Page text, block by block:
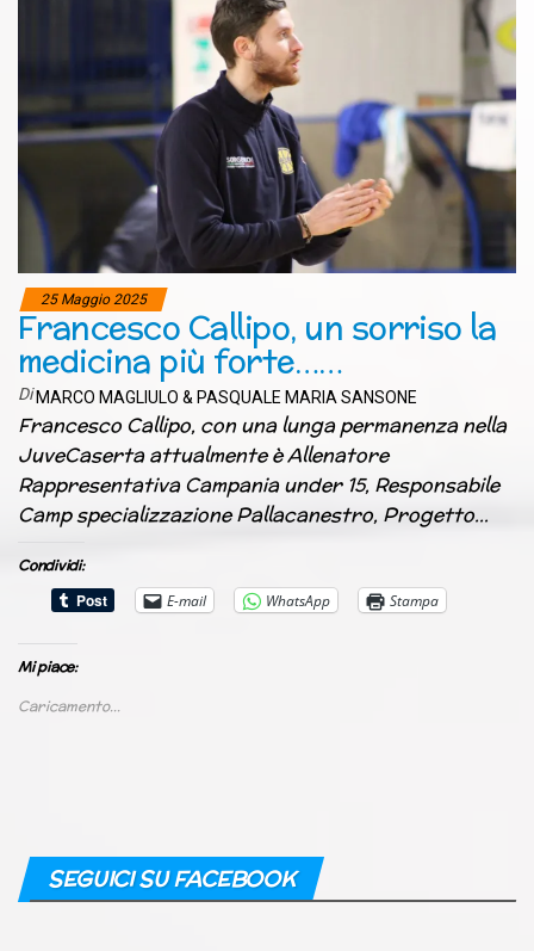
25 Maggio 2025
Francesco Callipo, un sorriso la
medicina più forte……
Di MARCO MAGLIULO & PASQUALE MARIA SANSONE
Francesco Callipo, con una lunga permanenza nella
JuveCaserta attualmente è Allenatore
Rappresentativa Campania under 15, Responsabile
Camp specializzazione Pallacanestro, Progetto…
Condividi:
E-mail
WhatsApp Stampa
Mi piace:
Caricamento...
SEGUICI SU FACEBOOK